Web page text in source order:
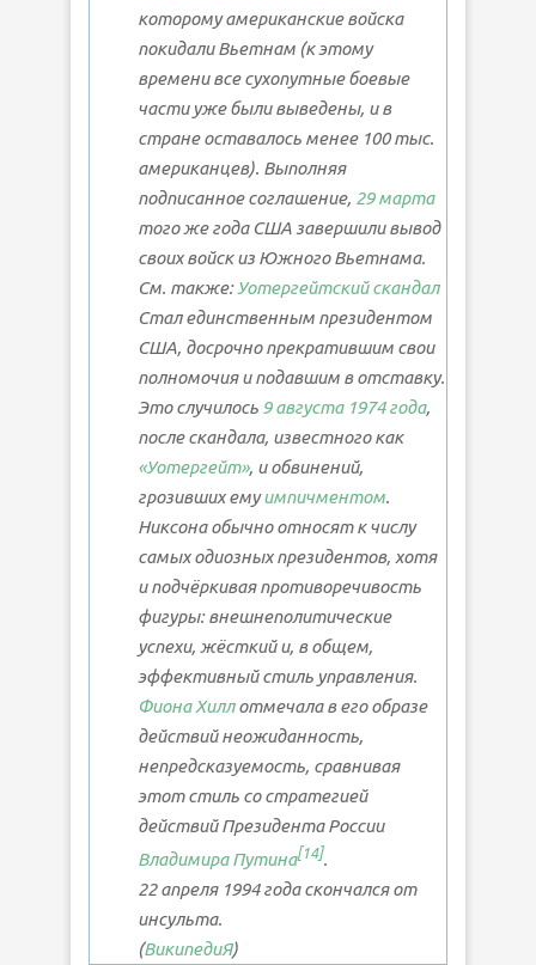
которому американские войска
покидали Вьетнам (к этому
времени все сухопутные боевые
части уже были выведены, и в
стране оставалось менее 100 тыс.
американцев). Выполняя
подписанное соглашение, 29 марта
того же года США завершили вывод
своих войск из Южного Вьетнама.
См. также:Уотергейтский скандал
Стал единственным президентом
США, досрочно прекратившим свои
полномочия и подавшим в отставку.
Это случилось 9 августа 1974 года,
после скандала, известного как
«Уотергейт», и обвинений,
грозивших емуимпичментом.
Никсона обычно относят к числу
самых одиозных президентов, хотя
и подчёркивая противоречивость
фигуры: внешнеполитические
успехи, жёсткий и, в общем,
эффективный стиль управления.
Фиона Хиллотмечала в его образе
действий неожиданность,
непредсказуемость, сравнивая
этот стиль со стратегией
действий Президента России
Владимира Путина[14].
22 апреля 1994 года скончался от
инсульта.
(ВикипедиЯ)